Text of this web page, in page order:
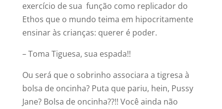
exercício de sua função como replicador do
Ethos que o mundo teima em hipocritamente
ensinar às crianças: querer é poder.
– Toma Tiguesa, sua espada!!
Ou será que o sobrinho associara a tigresa à
bolsa de oncinha? Puta que pariu, hein, Pussy
Jane? Bolsa de oncinha??!! Você ainda não